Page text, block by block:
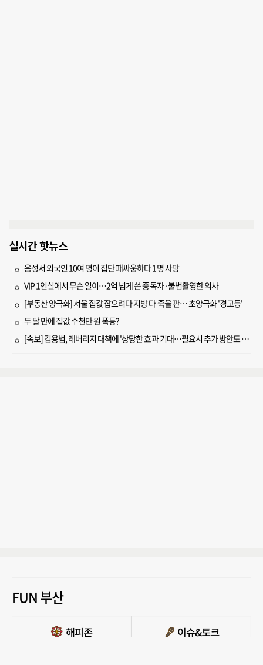
실시간 핫뉴스
음성서 외국인 10여 명이 집단 패싸움하다 1명 사망
VIP 1인실에서 무슨 일이…2억 넘게 쓴 중독자·불법촬영한 의사
[부동산 양극화] 서울 집값 잡으려다 지방 다 죽을 판… 초양극화 '경고등'
두 달 만에 집값 수천만 원 폭등?
[속보] 김용범, 레버리지 대책에 '상당한 효과 기대…필요시 추가 방안도 검토'
FUN 부산